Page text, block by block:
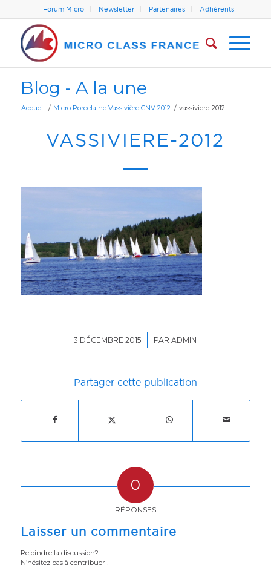
Forum Micro Newsletter Partenaires Adhérents
Blog - A la une
Accueil / Micro Porcelaine Vassivière CNV 2012 / vassiviere-2012
VASSIVIERE-2012
3 DÉCEMBRE 2015
/ PARADMIN
Partager cette publication
0
RÉPONSES
Laisser un commentaire
Rejoindre la discussion?
N’hésitez pas à contribuer !